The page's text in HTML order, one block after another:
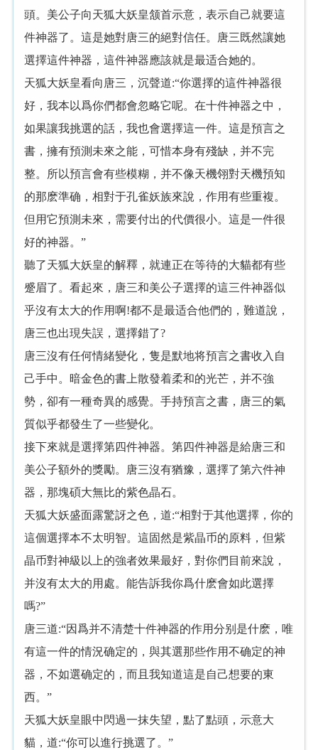
頭。美公子向天狐大妖皇颔首示意，表示自己就要這
件神器了。這是她對唐三的絕對信任。唐三既然讓她
選擇這件神器，這件神器應該就是最适合她的。
天狐大妖皇看向唐三，沉聲道:“你選擇的這件神器很
好，我本以爲你們都會忽略它呢。在十件神器之中，
如果讓我挑選的話，我也會選擇這一件。這是預言之
書，擁有預測未來之能，可惜本身有殘缺，并不完
整。所以預言會有些模糊，并不像天機翎對天機預知
的那麽準确，相對于孔雀妖族來說，作用有些重複。
但用它預測未來，需要付出的代價很小。這是一件很
好的神器。”
聽了天狐大妖皇的解釋，就連正在等待的大貓都有些
蹙眉了。看起來，唐三和美公子選擇的這三件神器似
乎沒有太大的作用啊!都不是最适合他們的，難道說，
唐三也出現失誤，選擇錯了?
唐三沒有任何情緒變化，隻是默地将預言之書收入自
己手中。暗金色的書上散發着柔和的光芒，并不強
勢，卻有一種奇異的感覺。手持預言之書，唐三的氣
質似乎都發生了一些變化。
接下來就是選擇第四件神器。第四件神器是給唐三和
美公子額外的獎勵。唐三沒有猶豫，選擇了第六件神
器，那塊碩大無比的紫色晶石。
天狐大妖盛面露驚訝之色，道:“相對于其他選擇，你的
這個選擇本不太明智。這固然是紫晶币的原料，但紫
晶币對神級以上的強者效果最好，對你們目前來說，
并沒有太大的用處。能告訴我你爲什麽會如此選擇
嗎?”
唐三道:“因爲并不清楚十件神器的作用分别是什麽，唯
有這一件的情況确定的，與其選那些作用不确定的神
器，不如選确定的，而且我知道這是自己想要的東
西。”
天狐大妖皇眼中閃過一抹失望，點了點頭，示意大
貓，道:“你可以進行挑選了。”